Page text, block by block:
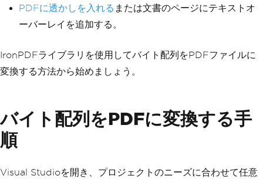
PDFに透かしを入れる または文書のページにテキストオ
ーバーレイを追加する。
IronPDFライブラリを使用してバイト配列をPDFファイルに
変換する方法から始めましょう。
バイト配列をPDFに変換する手
順
Visual Studioを開き、プロジェクトのニーズに合わせて任意